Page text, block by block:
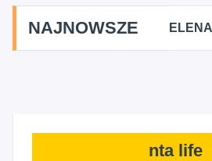
NAJNOWSZE
MARTA BRACHA
nta life